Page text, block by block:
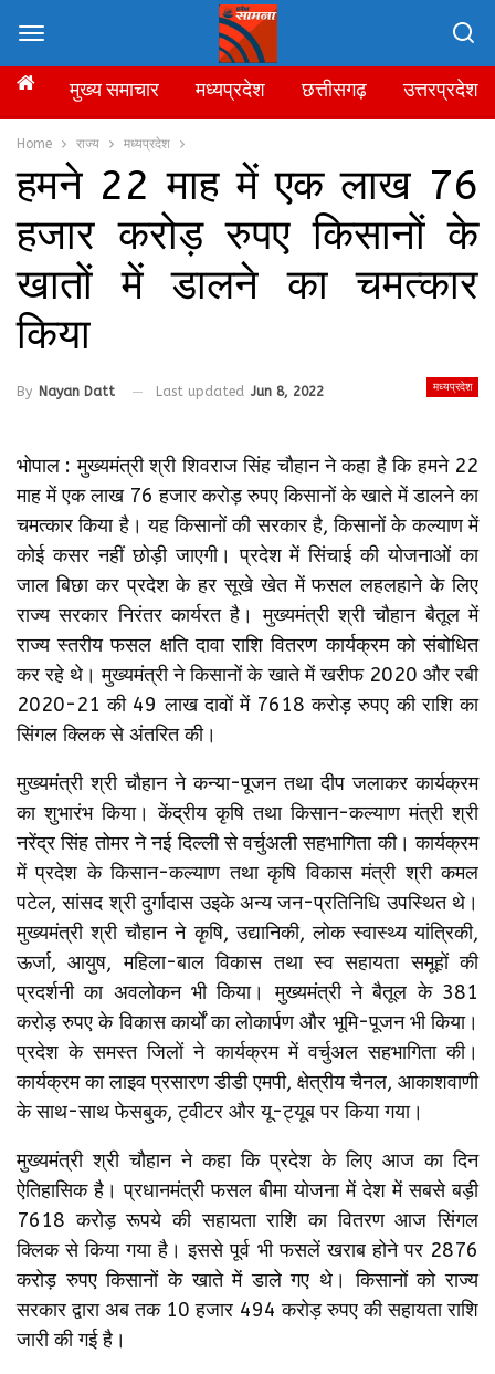
Home राज्य मध्यप्रदेश
हमने 22 माह में एक लाख 76
हजार करोड़ रुपए किसानों के
खातों में डालने का चमत्कार
किया
मध्यप्रदेश
By Nayan Datt Last updated Jun 8, 2022
भोपाल : मुख्यमंत्री श्री शिवराज सिंह चौहान ने कहा है कि हमने 22
माह में एक लाख 76 हजार करोड़ रुपए किसानों के खाते में डालने का
चमत्कार किया है। यह किसानों की सरकार है, किसानों के कल्याण में
कोई कसर नहीं छोड़ी जाएगी। प्रदेश में सिंचाई की योजनाओं का
जाल बिछा कर प्रदेश के हर सूखे खेत में फसल लहलहाने के लिए
राज्य सरकार निरंतर कार्यरत है। मुख्यमंत्री श्री चौहान बैतूल में
राज्य स्तरीय फसल क्षति दावा राशि वितरण कार्यक्रम को संबोधित
कर रहे थे। मुख्यमंत्री ने किसानों के खाते में खरीफ 2020 और रबी
2020-21 की 49 लाख दावों में 7618 करोड़ रुपए की राशि का
सिंगल क्लिक से अंतरित की।
मुख्यमंत्री श्री चौहान ने कन्या-पूजन तथा दीप जलाकर कार्यक्रम
का शुभारंभ किया। केंद्रीय कृषि तथा किसान-कल्याण मंत्री श्री
नरेंद्र सिंह तोमर ने नई दिल्ली से वर्चुअली सहभागिता की। कार्यक्रम
में प्रदेश के किसान-कल्याण तथा कृषि विकास मंत्री श्री कमल
पटेल, सांसद श्री दुर्गादास उइके अन्य जन-प्रतिनिधि उपस्थित थे।
मुख्यमंत्री श्री चौहान ने कृषि, उद्यानिकी, लोक स्वास्थ्य यांत्रिकी,
ऊर्जा, आयुष, महिला-बाल विकास तथा स्व सहायता समूहों की
प्रदर्शनी का अवलोकन भी किया। मुख्यमंत्री ने बैतूल के 381
करोड़ रुपए के विकास कार्यों का लोकार्पण और भूमि-पूजन भी किया।
प्रदेश के समस्त जिलों ने कार्यक्रम में वर्चुअल सहभागिता की।
कार्यक्रम का लाइव प्रसारण डीडी एमपी, क्षेत्रीय चैनल, आकाशवाणी
के साथ-साथ फेसबुक, ट्वीटर और यू-ट्यूब पर किया गया।
मुख्यमंत्री श्री चौहान ने कहा कि प्रदेश के लिए आज का दिन
ऐतिहासिक है। प्रधानमंत्री फसल बीमा योजना में देश में सबसे बड़ी
7618 करोड़ रूपये की सहायता राशि का वितरण आज सिंगल
क्लिक से किया गया है। इससे पूर्व भी फसलें खराब होने पर 2876
करोड़ रुपए किसानों के खाते में डाले गए थे। किसानों को राज्य
सरकार द्वारा अब तक 10 हजार 494 करोड़ रुपए की सहायता राशि
जारी की गई है।
मुख्य समाचार मध्यप्रदेश छत्तीसगढ़ उत्तरप्रदेश